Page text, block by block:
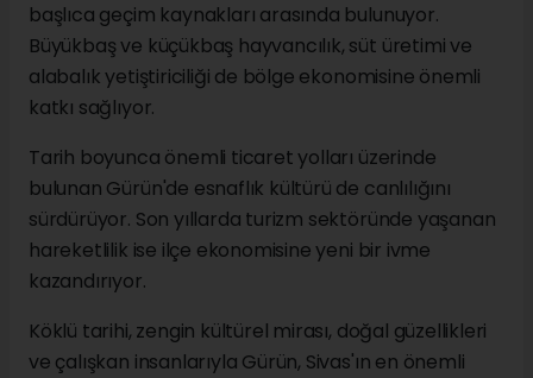
başlıca geçim kaynakları arasında bulunuyor.
Büyükbaş ve küçükbaş hayvancılık, süt üretimi ve
alabalık yetiştiriciliği de bölge ekonomisine önemli
katkı sağlıyor.
Tarih boyunca önemli ticaret yolları üzerinde
bulunan Gürün'de esnaflık kültürü de canlılığını
sürdürüyor. Son yıllarda turizm sektöründe yaşanan
hareketlilik ise ilçe ekonomisine yeni bir ivme
kazandırıyor.
Köklü tarihi, zengin kültürel mirası, doğal güzellikleri
ve çalışkan insanlarıyla Gürün, Sivas'ın en önemli